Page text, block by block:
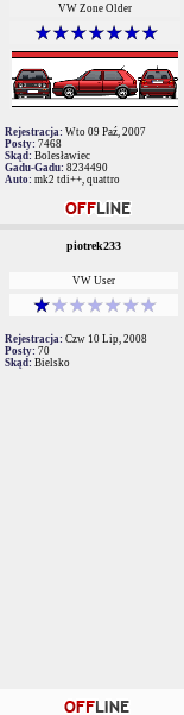
VW Zone Older
Rejestracja: Wto 09 Paź, 2007
Posty: 7468
Skąd: Bolesławiec
Gadu-Gadu: 8234490
Auto: mk2 tdi++, quattro
piotrek233
VW User
Rejestracja: Czw 10 Lip, 2008
Posty: 70
Skąd: Bielsko